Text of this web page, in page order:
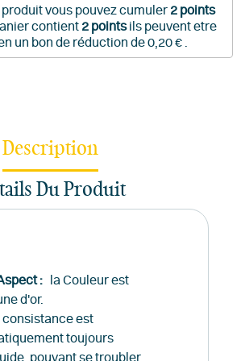
vous pouvez cumuler 2 points
contient 2pointsils peuvent etre
un bon de réduction de0,20 €
Description
Du Produit
:
la Couleur est
d'or.
consistance est
toujours
pouvant se troubler